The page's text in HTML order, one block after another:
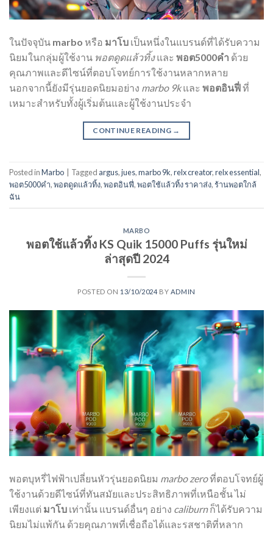
ในปัจจุบัน marbo หรือ มาโบ เป็นหนึ่งในแบรนด์ที่ได้รับความ
นิยมในกลุ่มผู้ใช้งาน พอตดูดแล้วทิ้งและ พอต5000คํา ด้วย
คุณภาพและดีไซน์ที่ตอบโจทย์การใช้งานหลากหลาย
นอกจากนี้ยังมีรุ่นยอดนิยมอย่าง marbo 9kและ พอตอินฟี่ที่
เหมาะสำหรับทั้งผู้เริ่มต้นและผู้ใช้งานประจำ
CONTINUE READING →
Posted inMarbo Tagged argus,jues,marbo 9k,relx creator,relx essential,
พอต5000คํา,พอตดูดแล้วทิ้ง,พอตอินฟี่,พอตใช้แล้วทิ้ง ราคาส่ง,ร้านพอตใกล้
ฉัน
MARBO
พอตใช้แล้วทิ้ง KS Quik 15000 Puffs รุ่นใหม่
ล่าสุดปี 2024
POSTED ON 13/10/2024 BY ADMIN
พอตบุหรี่ไฟฟ้าเปลี่ยนหัวรุ่นยอดนิยม marbo zeroที่ตอบโจทย์ผู้
ใช้งานด้วยดีไซน์ที่ทันสมัยและประสิทธิภาพที่เหนือชั้น ไม่
เพียงแต่ มาโบ เท่านั้น แบรนด์อื่นๆ อย่าง caliburnก็ได้รับความ
นิยมไม่แพ้กัน ด้วยคุณภาพที่เชื่อถือได้และรสชาติที่หลาก